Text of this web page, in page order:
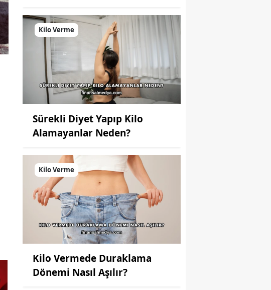
Kilo Verme
Sürekli Diyet Yapıp Kilo
Alamayanlar Neden?
Kilo Verme
Kilo Vermede Duraklama
Dönemi Nasıl Aşılır?